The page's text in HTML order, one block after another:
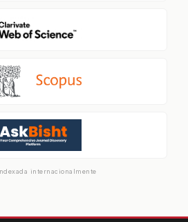
internacionalmente